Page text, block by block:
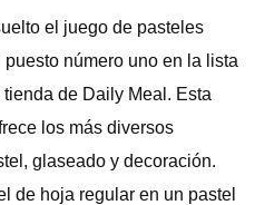
el juego de pasteles
número uno en la lista
de Daily Meal. Esta
los más diversos
glaseado y decoración.
de hoja regular en un pastel